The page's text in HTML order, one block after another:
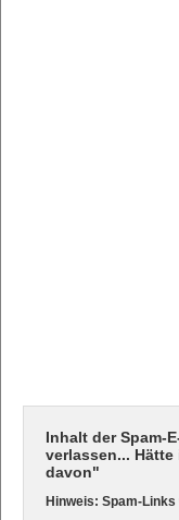
Inhalt der Spam-
verlassen...
davon"
Hinweis: Spam-